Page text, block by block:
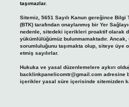
taşımazlar.
Sitemiz, 5651 Sayılı Kanun gereğince
(BTK) tarafından onaylanmış bir Yer
nedenle, sitedeki içerikleri proaktif olarak
yükümlülüğümüz bulunmamaktadır.
sorumluluğunu taşımakta olup, siteye üye
etmiş sayılırlar.
Hukuka ve yasal düzenlemelere aykırı
backlinkpanelicomtr@gmail.comadresine
içerikler yasal süre içerisinde sitemizden